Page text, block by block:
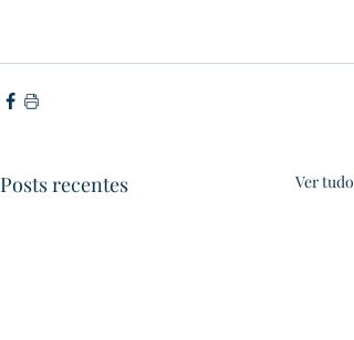
Posts recentes Ver tudo